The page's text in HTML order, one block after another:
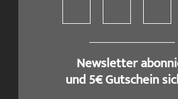
Newsletter
und 5€ Gutschein